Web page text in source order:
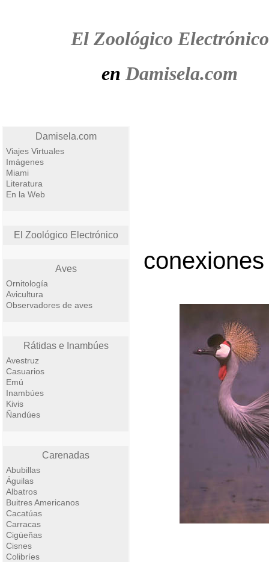
El Zoológico Electrónico
en Damisela.com
Damisela.com
Viajes Virtuales
Imágenes
Miami
Literatura
En la Web
El Zoológico Electrónico
Aves
Ornitología
Avicultura
Observadores de aves
Rátidas e Inambúes
Avestruz
Casuarios
Emú
Inambúes
Kivis
Ñandúes
Carenadas
Abubillas
Águilas
Albatros
Buitres Americanos
Cacatúas
Carracas
Cigüeñas
Cisnes
Colibríes